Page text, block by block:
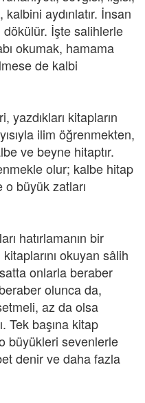
aydınlatır. İnsan
İşte salihlerle
okumak, hamama
de kalbi
yazdıkları kitapların
ilim öğrenmekten,
ve beyne hitaptır.
olur; kalbe hitap
büyük zatları
hatırlamanın bir
okuyan sâlih
onlarla beraber
olunca da,
az da olsa
Tek başına kitap
büyükleri sevenlerle
denir ve daha fazla